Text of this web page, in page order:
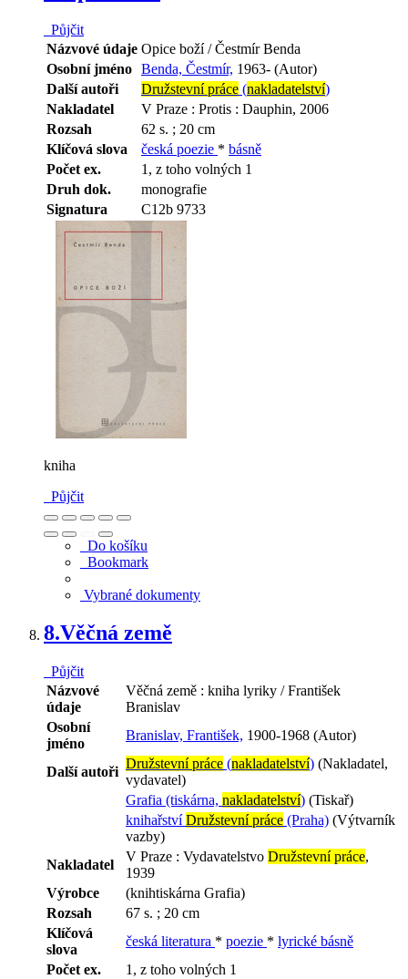
Půjčit
Názvové údaje Opice boží / Čestmír Benda
Osobní jméno Benda, Čestmír, 1963- (Autor)
Další autoři
Družstevní práce (nakladatelství)
Nakladatel
V Praze : Protis : Dauphin, 2006
Rozsah
62 s. ; 20 cm
Klíčová slova
česká poezie * básně
Počet ex.
1, z toho volných 1
Druh dok.
monografie
Signatura
C12b 9733
kniha
Půjčit
Do košíku
Bookmark
Vybrané dokumenty
8.Věčná země
Půjčit
Názvové
údaje
Věčná země : kniha lyriky / František
Branislav
Osobní
jméno
Branislav, František, 1900-1968 (Autor)
Další autoři
Družstevní práce (nakladatelství) (Nakladatel,
vydavatel)
Grafia (tiskárna, nakladatelství) (Tiskař)
knihařstvíDružstevní práce (Praha) (Výtvarník
vazby)
Nakladatel
V Praze : Vydavatelstvo Družstevní práce,
1939
Výrobce
(knihtiskárna Grafia)
Rozsah
67 s. ; 20 cm
Klíčová
slova
česká literatura * poezie * lyrické básně
Počet ex.
1, z toho volných 1